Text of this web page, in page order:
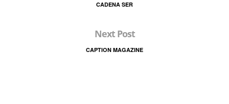
CADENA SER
Next Post
CAPTION MAGAZINE